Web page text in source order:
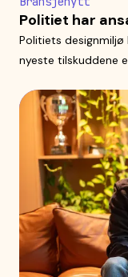
Politiet har
Politiets
nyeste tilskuddene